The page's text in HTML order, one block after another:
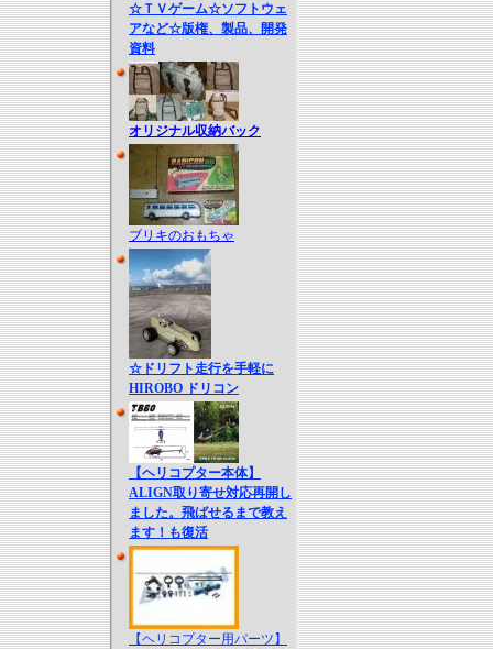
☆ＴＶゲーム☆ソフトウェ
アなど☆版権、製品、開発
資料
オリジナル収納バック
ブリキのおもちゃ
☆ドリフト走行を手軽に
HIROBO ドリコン
【ヘリコプター本体】
ALIGN取り寄せ対応再開し
ました。飛ばせるまで教え
ます！も復活
【ヘリコプター用パーツ】